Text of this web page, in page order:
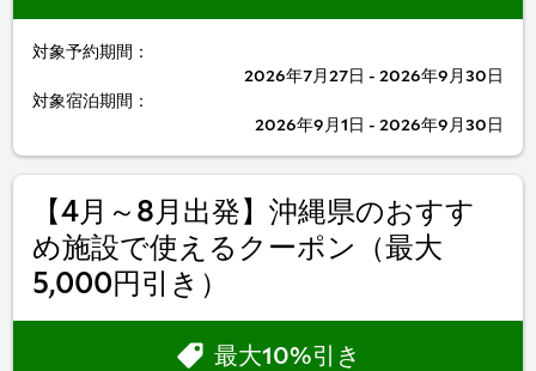
対象予約期間：
2026年7月27日 - 2026年9月30日
対象宿泊期間：
2026年9月1日 - 2026年9月30日
最大10%引き
【4月～8月出発】沖縄県のおすす
め施設で使えるクーポン（最大
5,000円引き）